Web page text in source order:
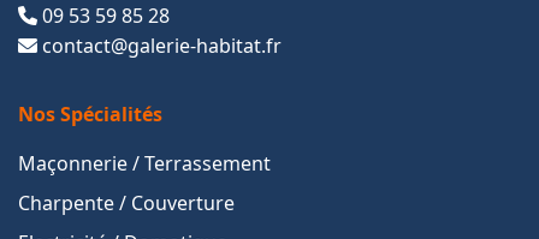
09 53 59 85 28
contact@galerie-habitat.fr
Nos Spécialités
Maçonnerie / Terrassement
Charpente / Couverture